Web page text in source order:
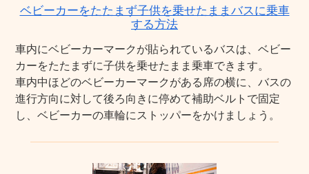
ベビーカーをたたまず子供を乗せたままバスに乗車
する方法
車内にベビーカーマークが貼られているバスは、ベビー
カーをたたまずに子供を乗せたまま乗車できます。
車内中ほどのベビーカーマークがある席の横に、バスの
進行方向に対して後ろ向きに停めて補助ベルトで固定
し、ベビーカーの車輪にストッパーをかけましょう。